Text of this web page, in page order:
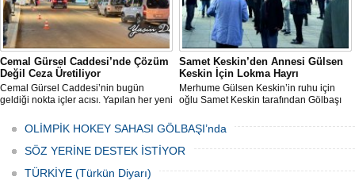
Cemal Gürsel Caddesi’nde Çözüm
Değil Ceza Üretiliyor
Cemal Gürsel Caddesi’nin bugün
geldiği nokta içler acısı. Yapılan her yeni
adeta başka bir noktaya taşıyor
Samet Keskin’den Annesi Gülsen
Keskin İçin Lokma Hayrı
Merhume Gülsen Keskin’in ruhu için
oğlu Samet Keskin tarafından Gölbaşı
önünde lokma ikramı gerçekleştirildi.
Düzenlenen hayra çok sayıda siyasi
temsilci, sivil toplum kuruluşu üyeleri ve
OLİMPİK HOKEY SAHASI GÖLBAŞI’nda
SÖZ YERİNE DESTEK İSTİYOR
TÜRKİYE (Türkün Diyarı)